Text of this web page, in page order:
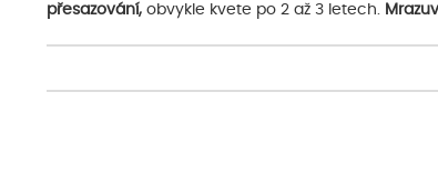
přesazování, obvykle kvete po 2 až 3 letech.